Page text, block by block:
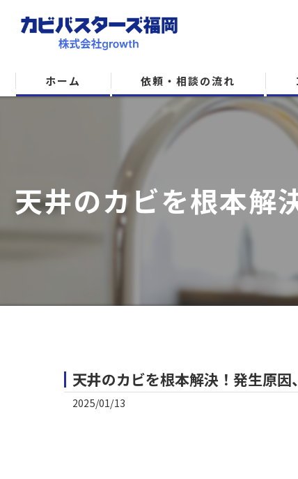
ホーム 依頼・相談の流れ
天井のカビを根本解
天井のカビを根本解決！発生原
2025/01/13